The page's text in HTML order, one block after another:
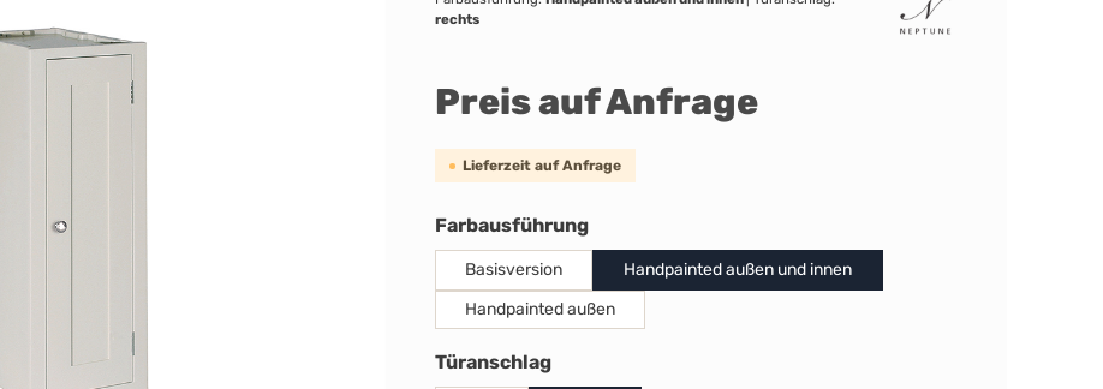
rechts
Preis auf Anfrage
Lieferzeit auf Anfrage
Farbausführungauswählen
Basisversion
Handpainted außen und innen
Handpainted außen
Türanschlagauswählen